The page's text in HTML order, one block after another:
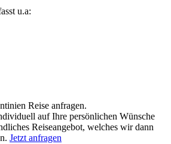
u.a:
Reise anfragen.
auf Ihre persönlichen Wünsche
Reiseangebot, welches wir dann
Jetzt anfragen